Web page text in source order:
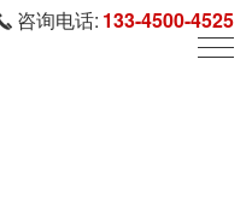
咨询电话: 133-4500-4525